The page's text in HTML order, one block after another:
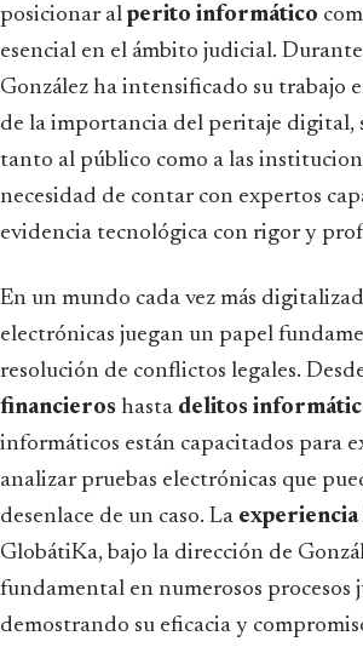
posicionar alperito informático
esencial en el ámbito judicial.
González ha intensificado su trabajo
de la importancia del peritaje digital,
tanto al público como a las
necesidad de contar con expertos
evidencia tecnológica con rigor y
En un mundo cada vez más
electrónicas juegan un papel
resolución de conflictos legales.
financieros hasta delitos
informáticos están capacitados para
analizar pruebas electrónicas que
desenlace de un caso. La
GlobátiKa, bajo la dirección de
fundamental en numerosos procesos
demostrando su eficacia y